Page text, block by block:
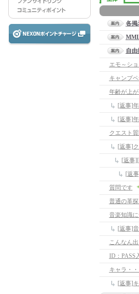
各掲
自
エモ～ショ
キャンプ
年齢が上が
[返事]
[返事]
クエスト
[返事]
[返事
[返
質問です
普通の革
音楽知識
[返事]
こんなん
ID：PASS
キャラ・・
[返事]